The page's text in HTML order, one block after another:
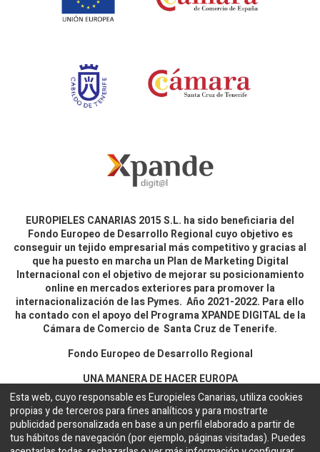
EUROPIELES CANARIAS 2015 S.L. ha sido beneficiaria del
Fondo Europeo de Desarrollo Regional cuyo objetivo es
conseguir un tejido empresarial más competitivo y gracias al
que ha puesto en marcha un Plan de Marketing Digital
Internacional con el objetivo de mejorar su posicionamiento
online en mercados exteriores para promover la
internacionalización de las Pymes. Año 2021-2022. Para ello
ha contado con el apoyo del Programa XPANDE DIGITAL de la
Cámara de Comercio de Santa Cruz de Tenerife.
Fondo Europeo de Desarrollo Regional
UNA MANERA DE HACER EUROPA
Aviso legal y política de privacidad
Esta web, cuyo responsable es Europieles Canarias, utiliza cookies
propias y de terceros para fines analíticos y para mostrarte
publicidad personalizada en base a un perfil elaborado a partir de
tus hábitos de navegación (por ejemplo, páginas visitadas). Puedes